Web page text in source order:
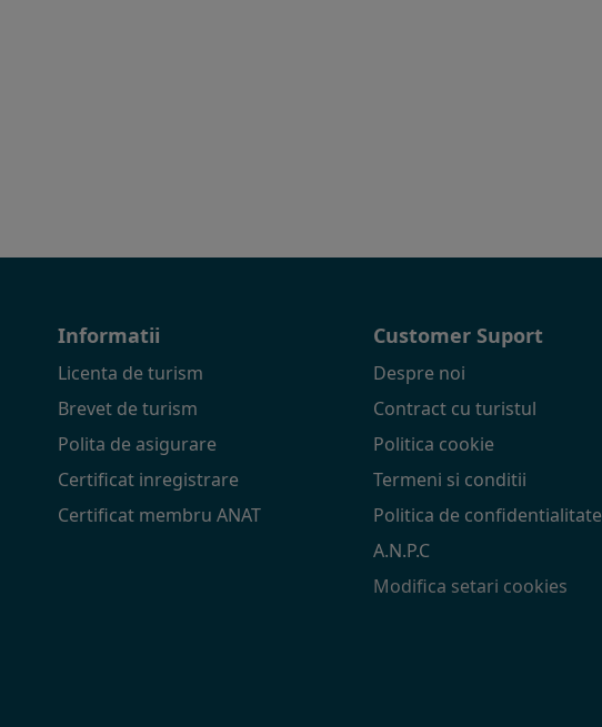
Informatii
Licenta de turism
Brevet de turism
Polita de asigurare
Certificat inregistrare
Certificat membru ANAT
Customer Suport
Despre noi
Contract cu turistul
Politica cookie
Termeni si conditii
Politica de confidentialitate
A.N.P.C
Modifica setari cookies